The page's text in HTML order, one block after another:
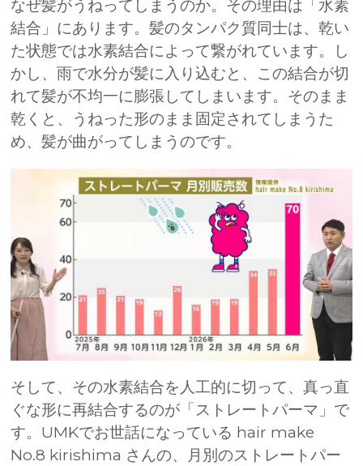
なぜ髪がうねってしまうのか。その理由は「水素
結合」にあります。髪のタンパク質同士は、乾い
た状態では水素結合によって繋がれています。し
かし、雨で水分が髪に入り込むと、この結合が切
れて髪が不均一に膨張してしまいます。そのまま
乾くと、うねった形のまま固定されてしまうた
め、髪が曲がってしまうのです。
そして、その水素結合を人工的に切って、真っ直
ぐな形に再結合するのが「ストレートパーマ」で
す。UMKでお世話になっている hair make
No.8 kirishima さんの、月別のストレートパー